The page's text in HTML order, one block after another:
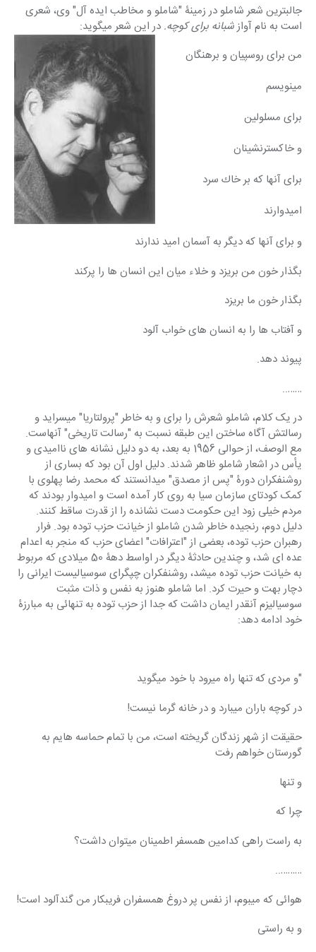
جالبترین شعر شاملو در زمینۀ "شاملو و مخاطب ایده آل" وی، شعری
است به نام آواز شبانه برای کوچه. در این شعر میگوید:
من برای روسپیان و برهنگان
مینویسم
برای مسلولین
و خاكسترنشینان
برای آنها كه بر خاك سرد
امیدوارند
و برای آنها كه دیگر به آسمان امید ندارند
بگذار خون من بریزد و خلاء میان این انسان ها را پرکند
بگذار خون ما بریزد
و آفتاب ها را به انسان های خواب آلود
پیوند دهد.
……..
در یک کلام، شاملو شعرش را برای و به خاطر "پرولتاریا" میسراید و
رسالتش آگاه ساختن این طبقه نسبت به "رسالت تاریخی" آنهاست.
مع الوصف، از حوالی 1956 به بعد، به دو دلیل نشانه های ناامیدی و
یأس در اشعار شاملو ظاهر شدند. دلیل اول آن بود که بساری از
روشنفکران دورۀ "پس از مصدق" میدانستند که محمد رضا پهلوی با
کمک کودتای سازمان سیا به روی کار آمده است و امیدوار بودند که
مردم خیلی زود این حکومت دست نشانده را از قدرت ساقط کنند.
دلیل دوم، رنجیده خاطر شدن شاملو از خیانت حزب توده بود. فرار
رهبران حزب توده، بعضی از "اعترافات" اعضای حزب که منجر به اعدام
عده ای شد، و چندین حادثۀ دیگر در اواسط دهۀ 50 میلادی که مربوط
به خیانت حزب توده میشد، روشنفکران چپگرای سوسیالیست ایرانی را
دچار بهت و حیرت کرد. اما شاملو هنوز به نفس و ذات مثبت
سوسیالیزم آنقدر ایمان داشت که جدا از حزب توده به تنهائی به مبارزۀ
خود ادامه دهد:
"و مردی که تنها راه میرود با خود میگوید
در کوچه باران میبارد و در خانه گرما نیست!
حقیقت از شهر زندگان گریخته است، من با تمام حماسه هایم به
گورستان خواهم رفت
و تنها
چرا که
به راست راهی کدامین همسفر اطمینان میتوان داشت؟
………..
هوائی که میبوم، از نفس پر دروغ همسفران فریبکار من گندآلود است!
و به راستی